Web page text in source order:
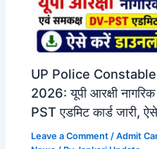
UP Police
2026: यूपी आरक्षी
PST एडमिट कार्ड जारी,
Leave a Comment /Admit